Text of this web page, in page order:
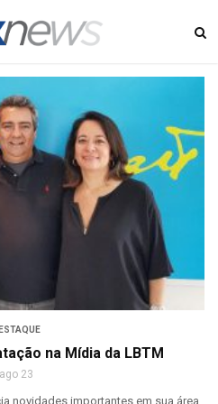
na Mídia da LBTM
ago 23
novidades importantes em sua área